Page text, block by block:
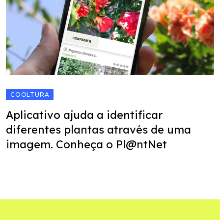
COOLTURA
Aplicativo ajuda a identificar
diferentes plantas através de uma
imagem. Conheça o Pl@ntNet